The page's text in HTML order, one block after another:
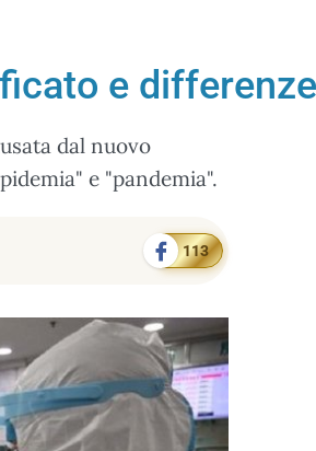
e
dal nuovo
e "pandemia".
113